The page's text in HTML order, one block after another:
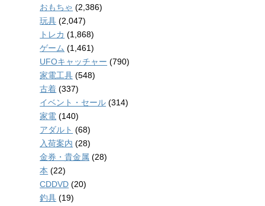
おもちゃ (2,386)
玩具 (2,047)
トレカ (1,868)
ゲーム (1,461)
UFOキャッチャー (790)
家電工具 (548)
古着 (337)
イベント・セール (314)
家電 (140)
アダルト (68)
入荷案内 (28)
金券・貴金属 (28)
本 (22)
CDDVD (20)
釣具 (19)